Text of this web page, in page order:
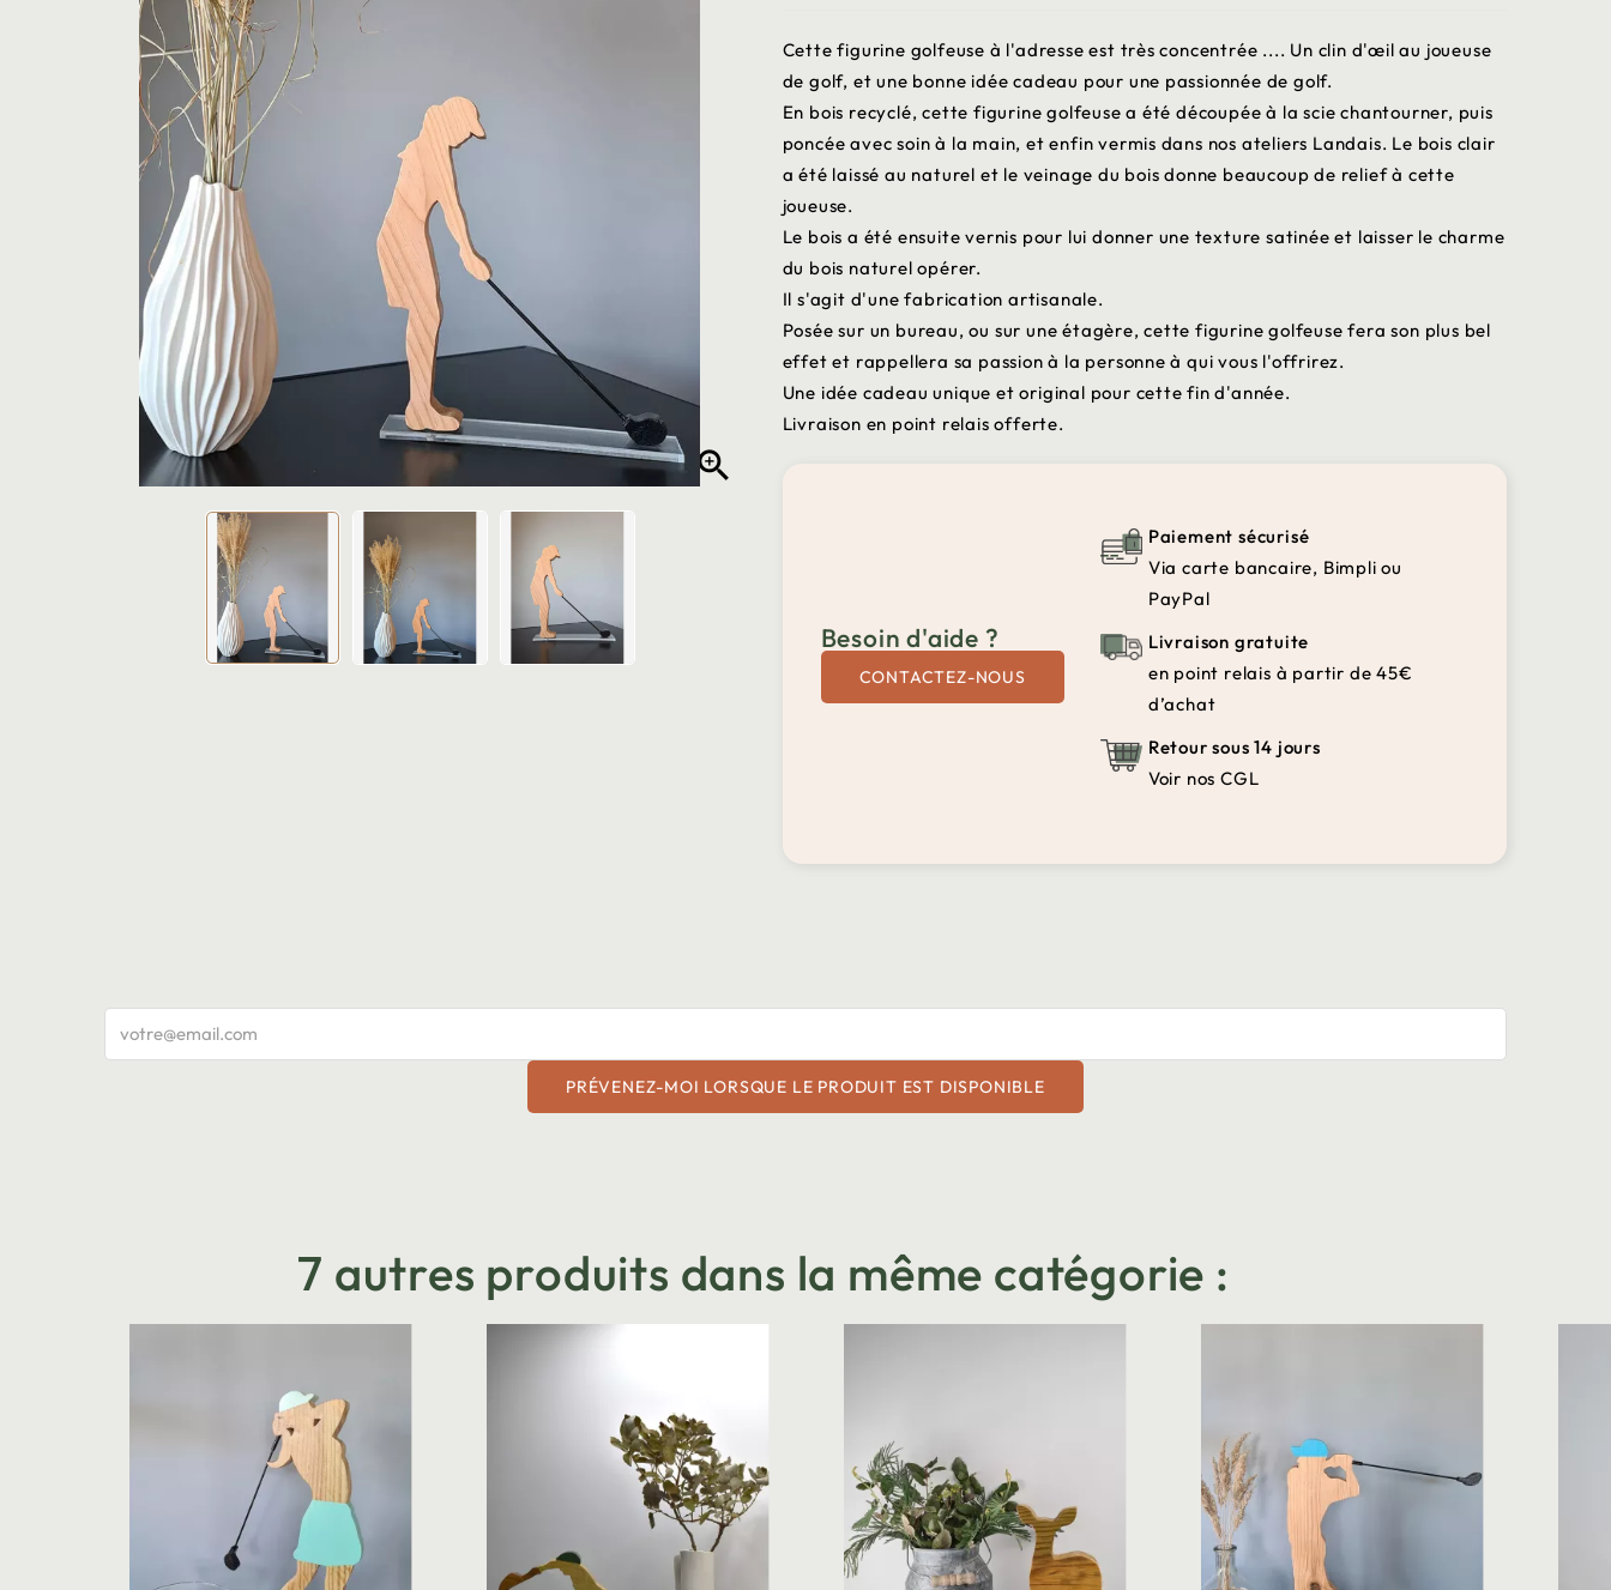

Cette figurine golfeuse à l'adresse est très concentrée .... Un clin d'œil au joueuse
de golf, et une bonne idée cadeau pour une passionnée de golf.
En bois recyclé, cette figurine golfeuse a été découpée à la scie chantourner, puis
poncée avec soin à la main, et enfin vermis dans nos ateliers Landais. Le bois clair
a été laissé au naturel et le veinage du bois donne beaucoup de relief à cette
joueuse.
Le bois a été ensuite vernis pour lui donner une texture satinée et laisser le charme
du bois naturel opérer.
Il s'agit d'une fabrication artisanale.
Posée sur un bureau, ou sur une étagère, cette figurine golfeuse fera son plus bel
effet et rappellera sa passion à la personne à qui vous l'offrirez.
Une idée cadeau unique et original pour cette fin d'année.
Livraison en point relais offerte.
Besoin d'aide ?
CONTACTEZ-NOUS
Paiement sécurisé
Via carte bancaire, Bimpli ou
PayPal
Livraison gratuite
en point relais à partir de 45€
d’achat
Retour sous 14 jours
Voir nos CGL
PRÉVENEZ-MOI LORSQUE LE PRODUIT EST DISPONIBLE
7 autres produits dans la même catégorie :